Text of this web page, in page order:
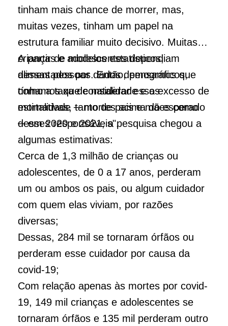
tinham mais chance de morrer, mas,
muitas vezes, tinham um papel na
estrutura familiar muito decisivo. Muitas
crianças e adolescentes dependiam
dessas pessoas. Então, pensamos que
tínhamos que considerar essas
estimativas, tanto de pais e mães como
desses responsáveis".
A partir de modelos estatísticos,
alimentados por dados demográficos,
como a taxa de natalidade e o excesso de
mortalidade ─ mortes acima do esperado
─ em 2020 e 2021, a pesquisa chegou a
algumas estimativas:
Cerca de 1,3 milhão de crianças ou
adolescentes, de 0 a 17 anos, perderam
um ou ambos os pais, ou algum cuidador
com quem elas viviam, por razões
diversas;
Dessas, 284 mil se tornaram órfãos ou
perderam esse cuidador por causa da
covid-19;
Com relação apenas às mortes por covid-
19, 149 mil crianças e adolescentes se
tornaram órfãos e 135 mil perderam outro